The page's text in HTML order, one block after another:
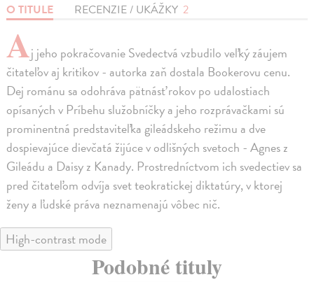
O TITULE RECENZIE / UKÁŽKY 2
Aj jeho pokračovanie Svedectvá vzbudilo veľký záujem
čitateľov aj kritikov - autorka zaň dostala Bookerovu cenu.
Dej románu sa odohráva pätnásť rokov po udalostiach
opísaných v Príbehu služobníčky a jeho rozprávačkami sú
prominentná predstaviteľka gileádskeho režimu a dve
dospievajúce dievčatá žijúce v odlišných svetoch - Agnes z
Gileádu a Daisy z Kanady. Prostredníctvom ich svedectiev sa
pred čitateľom odvíja svet teokratickej diktatúry, v ktorej
ženy a ľudské práva neznamenajú vôbec nič.
High-contrast mode
Podobné tituly